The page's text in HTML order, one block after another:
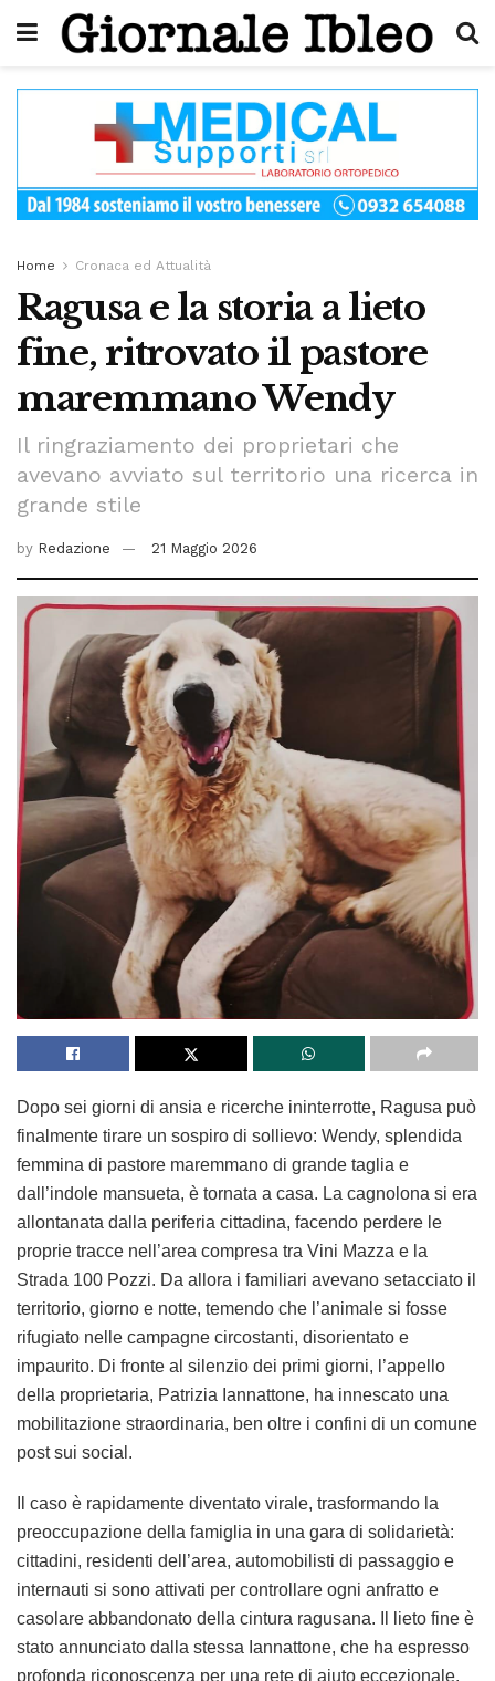
Home Cronaca ed Attualità
Ragusa e la storia a lieto
fine, ritrovato il pastore
maremmano Wendy
Il ringraziamento dei proprietari che
avevano avviato sul territorio una ricerca in
grande stile
by Redazione 21 Maggio 2026
Dopo sei giorni di ansia e ricerche ininterrotte, Ragusa può
finalmente tirare un sospiro di sollievo: Wendy, splendida
femmina di pastore maremmano di grande taglia e
dall’indole mansueta, è tornata a casa. La cagnolona si era
allontanata dalla periferia cittadina, facendo perdere le
proprie tracce nell’area compresa tra Vini Mazza e la
Strada 100 Pozzi. Da allora i familiari avevano setacciato il
territorio, giorno e notte, temendo che l’animale si fosse
rifugiato nelle campagne circostanti, disorientato e
impaurito. Di fronte al silenzio dei primi giorni, l’appello
della proprietaria, Patrizia Iannattone, ha innescato una
mobilitazione straordinaria, ben oltre i confini di un comune
post sui social.
Il caso è rapidamente diventato virale, trasformando la
preoccupazione della famiglia in una gara di solidarietà:
cittadini, residenti dell’area, automobilisti di passaggio e
internauti si sono attivati per controllare ogni anfratto e
casolare abbandonato della cintura ragusana. Il lieto fine è
stato annunciato dalla stessa Iannattone, che ha espresso
profonda riconoscenza per una rete di aiuto eccezionale.